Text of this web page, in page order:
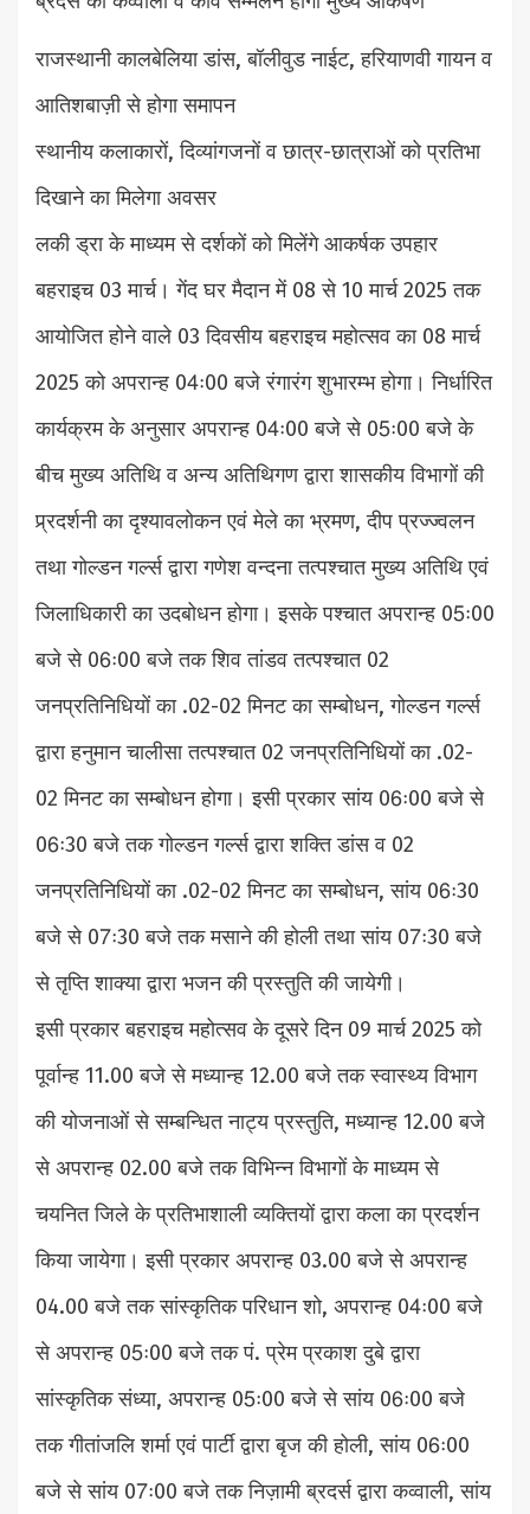
राजस्थानी कालबेलिया डांस, बॉलीवुड नाईट, हरियाणवी गायन व
आतिशबाज़ी से होगा समापन
स्थानीय कलाकारों, दिव्यांगजनों व छात्र-छात्राओं को प्रतिभा
दिखाने का मिलेगा अवसर
लकी ड्रा के माध्यम से दर्शकों को मिलेंगे आकर्षक उपहार
बहराइच 03 मार्च। गेंद घर मैदान में 08 से 10 मार्च 2025 तक
आयोजित होने वाले 03 दिवसीय बहराइच महोत्सव का 08 मार्च
2025 को अपरान्ह 04ः00 बजे रंगारंग शुभारम्भ होगा। निर्धारित
कार्यक्रम के अनुसार अपरान्ह 04ः00 बजे से 05ः00 बजे के
बीच मुख्य अतिथि व अन्य अतिथिगण द्वारा शासकीय विभागों की
प्र्रदर्शनी का दृश्यावलोकन एवं मेले का भ्रमण, दीप प्रज्ज्वलन
तथा गोल्डन गर्ल्स द्वारा गणेश वन्दना तत्पश्चात मुख्य अतिथि एवं
जिलाधिकारी का उदबोधन होगा। इसके पश्चात अपरान्ह 05ः00
बजे से 06ः00 बजे तक शिव तांडव तत्पश्चात 02
जनप्रतिनिधियों का .02-02 मिनट का सम्बोधन, गोल्डन गर्ल्स
द्वारा हनुमान चालीसा तत्पश्चात 02 जनप्रतिनिधियों का .02-
02 मिनट का सम्बोधन होगा। इसी प्रकार सांय 06ः00 बजे से
06ः30 बजे तक गोल्डन गर्ल्स द्वारा शक्ति डांस व 02
जनप्रतिनिधियों का .02-02 मिनट का सम्बोधन, सांय 06ः30
बजे से 07ः30 बजे तक मसाने की होली तथा सांय 07ः30 बजे
से तृप्ति शाक्या द्वारा भजन की प्रस्तुति की जायेगी।
इसी प्रकार बहराइच महोत्सव के दूसरे दिन 09 मार्च 2025 को
पूर्वान्ह 11.00 बजे से मध्यान्ह 12.00 बजे तक स्वास्थ्य विभाग
की योजनाओं से सम्बन्धित नाट्य प्रस्तुति, मध्यान्ह 12.00 बजे
से अपरान्ह 02.00 बजे तक विभिन्न विभागों के माध्यम से
चयनित जिले के प्रतिभाशाली व्यक्तियों द्वारा कला का प्रदर्शन
किया जायेगा। इसी प्रकार अपरान्ह 03.00 बजे से अपरान्ह
04.00 बजे तक सांस्कृतिक परिधान शो, अपरान्ह 04ः00 बजे
से अपरान्ह 05ः00 बजे तक पं. प्रेम प्रकाश दुबे द्वारा
सांस्कृतिक संध्या, अपरान्ह 05ः00 बजे से सांय 06ः00 बजे
तक गीतांजलि शर्मा एवं पार्टी द्वारा बृज की होली, सांय 06ः00
बजे से सांय 07ः00 बजे तक निज़ामी ब्रदर्स द्वारा कव्वाली, सांय